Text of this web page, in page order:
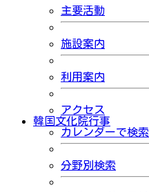
主要活動
施設案内
利用案内
アクセス
韓国文化院行事
カレンダーで検索
分野別検索